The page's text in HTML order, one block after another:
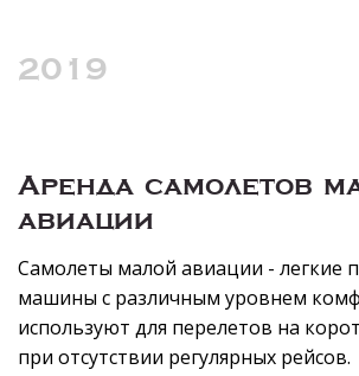
2019
Аренда самолетов
авиации
Самолеты малой авиации - легкие
машины с различным уровнем
используют для перелетов на
при отсутствии регулярных рейсов.